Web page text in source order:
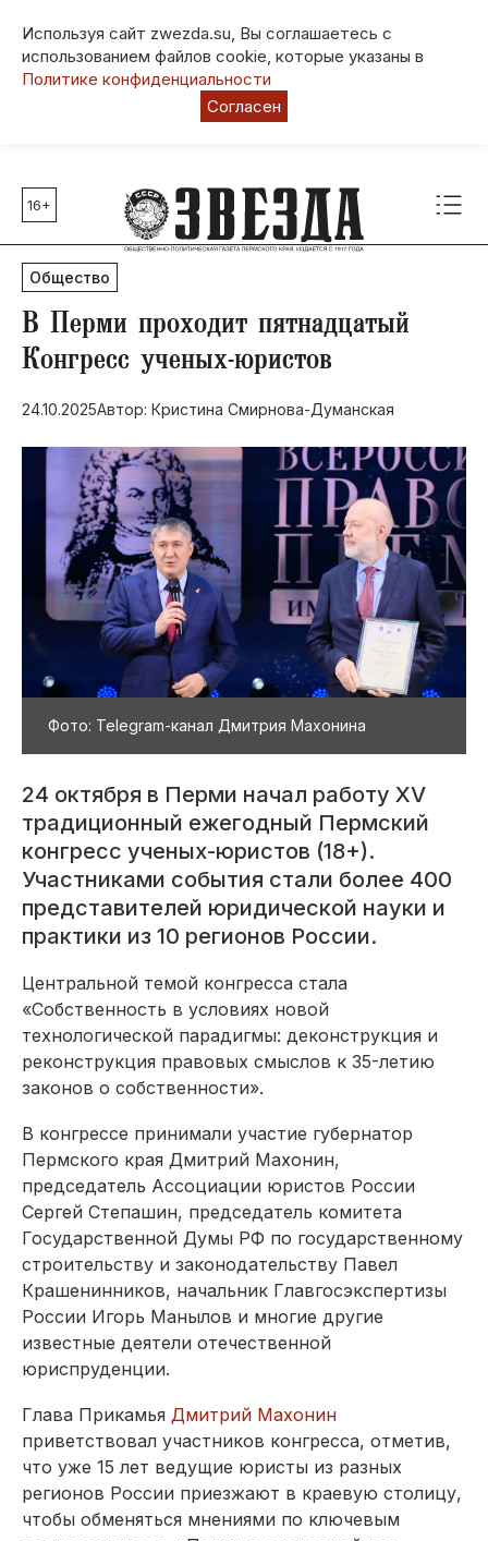
Используя сайт zwezda.su, Вы соглашаетесь с
использованием файлов cookie, которые указаны в
Политике конфиденциальности
Согласен
Главные темы
80 лет Победы
Молодежная столица РФ
СВО
Выборы в Пермском крае
Социальная поддержка
Инфраструктура
Благоустройство
16+
Общество
В Перми проходит пятнадцатый
Конгресс ученых-юристов
24.10.2025Автор: Кристина Смирнова-Думанская
Фото: Telegram-канал Дмитрия Махонина
24 октября в Перми начал работу XV
традиционный ежегодный Пермский
конгресс ученых-юристов (18+).
Участниками события стали более 400
представителей юридической науки и
практики из 10 регионов России.
Центральной темой конгресса стала
«Собственность в условиях новой
технологической парадигмы: деконструкция и
реконструкция правовых смыслов к 35-летию
законов о собственности».
В конгрессе принимали участие губернатор
Пермского края Дмитрий Махонин,
председатель Ассоциации юристов России
Сергей Степашин, председатель комитета
Государственной Думы РФ по государственному
строительству и законодательству Павел
Крашенинников, начальник Главгосэкспертизы
России Игорь Манылов и многие другие
известные деятели отечественной
юриспруденции.
Глава Прикамья Дмитрий Махонин
приветствовал участников конгресса, отметив,
что уже 15 лет ведущие юристы из разных
регионов России приезжают в краевую столицу,
чтобы обменяться мнениями по ключевым